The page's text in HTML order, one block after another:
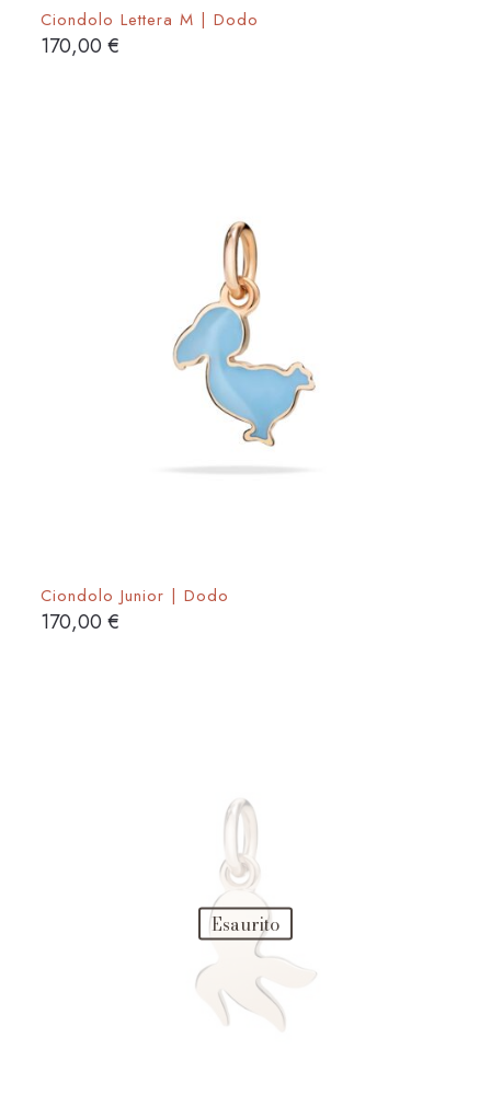
Ciondolo Lettera M | Dodo
170,00€
Ciondolo Junior | Dodo
170,00€
Esaurito